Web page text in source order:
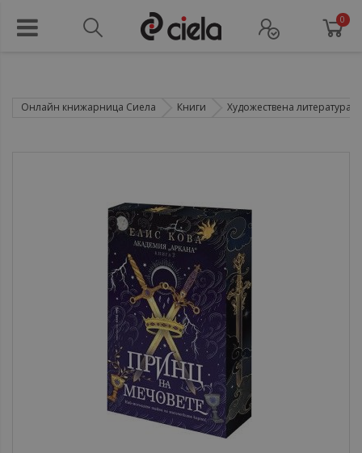
0
Онлайн книжарница Сиела Книги Художествена литература